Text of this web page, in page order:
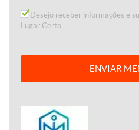
Desejo receber informações e
Lugar Certo.
ENVIAR